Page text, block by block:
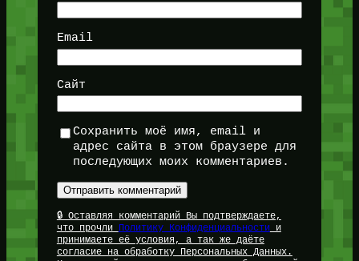
Email
Сайт
Сохранить моё имя, email и
адрес сайта в этом браузере для
последующих моих комментариев.
🔒 Оставляя комментарий Вы подтверждаете,
что прочли Политику Конфиденциальностии
принимаете её условия, а так же даёте
согласие на обработку Персональных Данных.